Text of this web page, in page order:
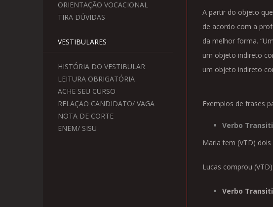
ORIENTAÇÃO VOCACIONAL
TIRA DÚVIDAS
VESTIBULARES
HISTÓRIA DO VESTIBULAR
LEITURA OBRIGATÓRIA
ACHE SEU CURSO
RELAÇÃO CANDIDATO/ VAGA
NOTA DE CORTE
ENEM/ SISU
A partir do objeto
de acordo com a
da melhor forma.
um objeto indireto
um objeto indireto
Exemplos de frases
Verbo
Maria tem (VTD)
Lucas comprou
Verbo